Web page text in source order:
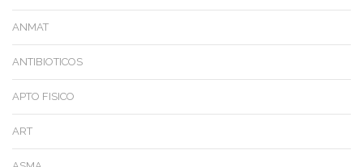
ANMAT
ANTIBIOTICOS
APTO FISICO
ART